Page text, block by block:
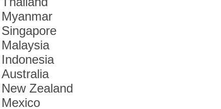
Myanmar
Singapore
Malaysia
Indonesia
Australia
New Zealand
Mexico